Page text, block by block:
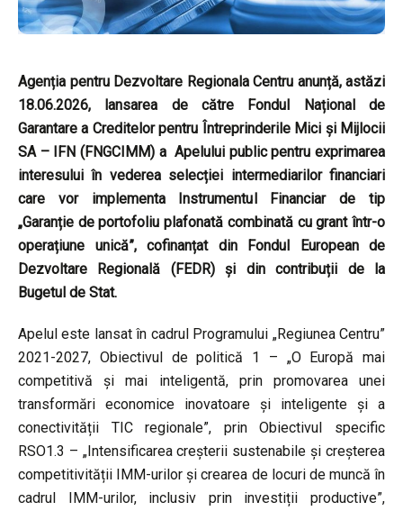
Agenția pentru Dezvoltare Regionala Centru anunță, astăzi
18.06.2026, lansarea de către Fondul Național de
Garantare a Creditelor pentru Întreprinderile Mici și Mijlocii
SA – IFN (FNGCIMM) a Apelului public pentru exprimarea
interesului în vederea selecției intermediarilor financiari
care vor implementa Instrumentul Financiar de tip
„Garanție de portofoliu plafonată combinată cu grant într-o
operațiune unică”, cofinanțat din Fondul European de
Dezvoltare Regională (FEDR) și din contribuții de la
Bugetul de Stat.
Apelul este lansat în cadrul Programului „Regiunea Centru”
2021-2027, Obiectivul de politică 1 – „O Europă mai
competitivă și mai inteligentă, prin promovarea unei
transformări economice inovatoare și inteligente și a
conectivității TIC regionale”, prin Obiectivul specific
RSO1.3 – „Intensificarea creșterii sustenabile și creșterea
competitivității IMM-urilor și crearea de locuri de muncă în
cadrul IMM-urilor, inclusiv prin investiții productive”,